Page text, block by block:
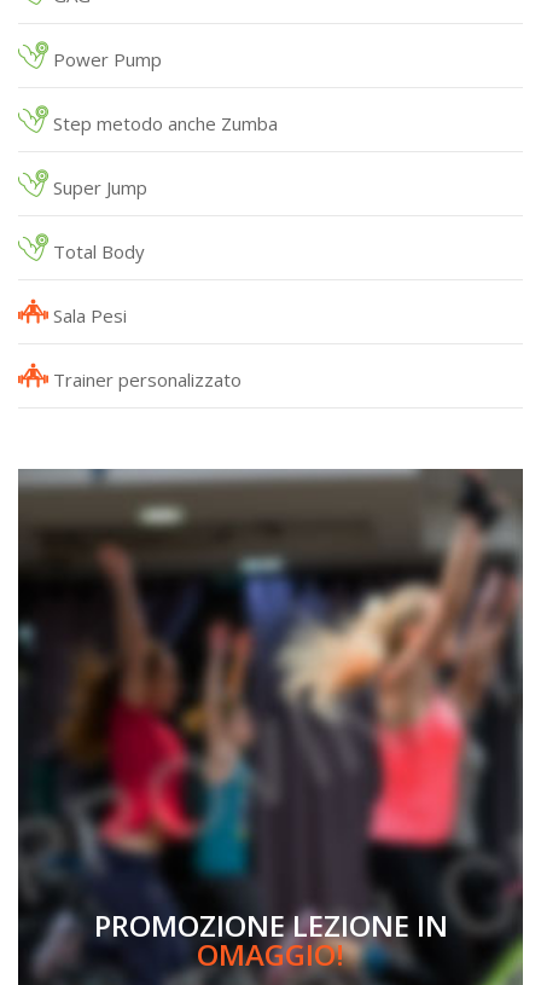
Power Pump
Step metodo anche Zumba
Super Jump
Total Body
Sala Pesi
Trainer personalizzato
PROMOZIONE LEZIONE IN
OMAGGIO!